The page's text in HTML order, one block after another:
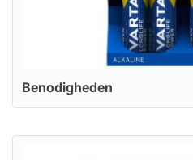
Benodigheden